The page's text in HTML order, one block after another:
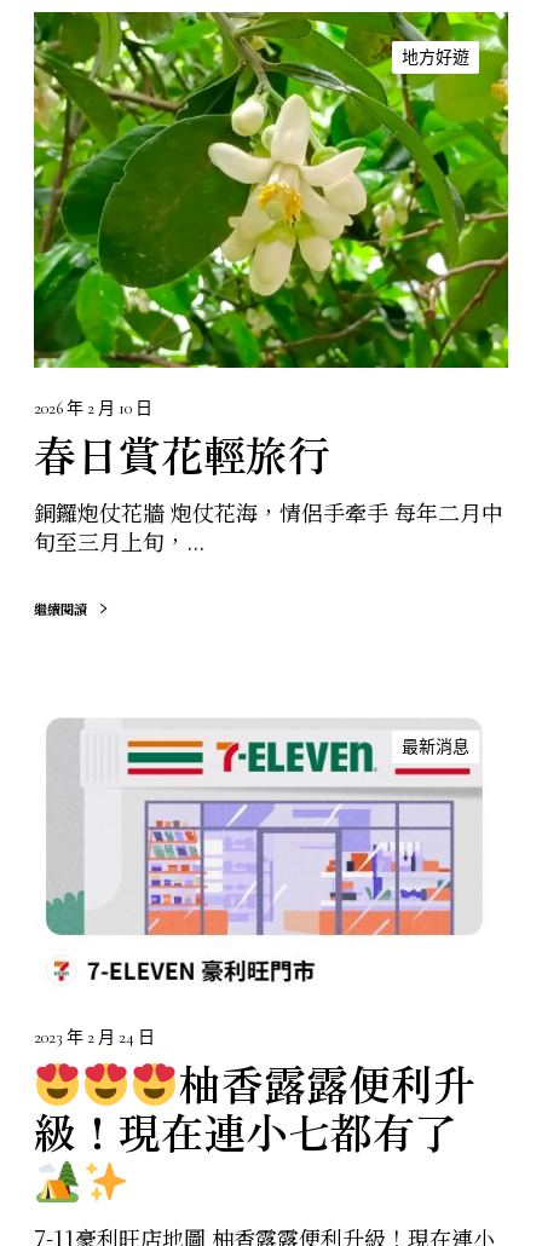
春
日
賞
花
輕
旅
行
地方好遊
2026 年 2 月 10 日
春日賞花輕旅行
銅鑼炮仗花牆 炮仗花海，情侶手牽手 每年二月中
旬至三月上旬，...
繼續閱讀
便
升
！
現
在
連
小
七
都
有
最新消息
2023 年 2 月 24 日
柚香露露便利升
級！現在連小七都有了
7-11豪利旺店地圖 柚香露露便利升級！現在連小